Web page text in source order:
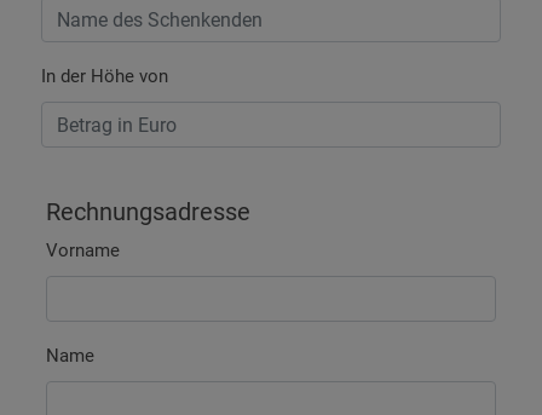
In der Höhe von
Rechnungsadresse
Vorname
Name